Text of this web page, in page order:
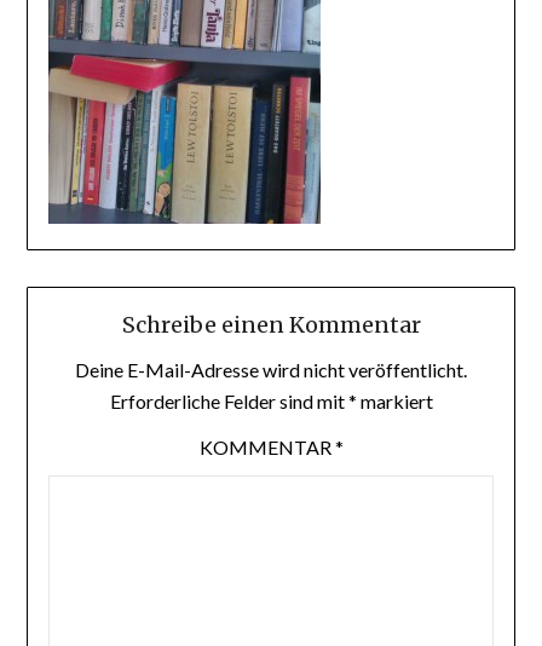
Schreibe einen Kommentar
Deine E-Mail-Adresse wird nicht veröffentlicht.
Erforderliche Felder sind mit* markiert
KOMMENTAR *